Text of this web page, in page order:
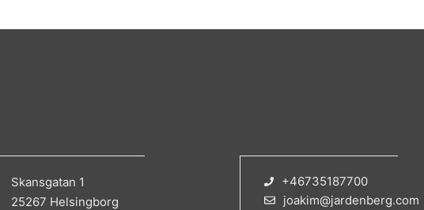
Skansgatan 1
25267 Helsingborg
+46735187700
joakim@jardenberg.com